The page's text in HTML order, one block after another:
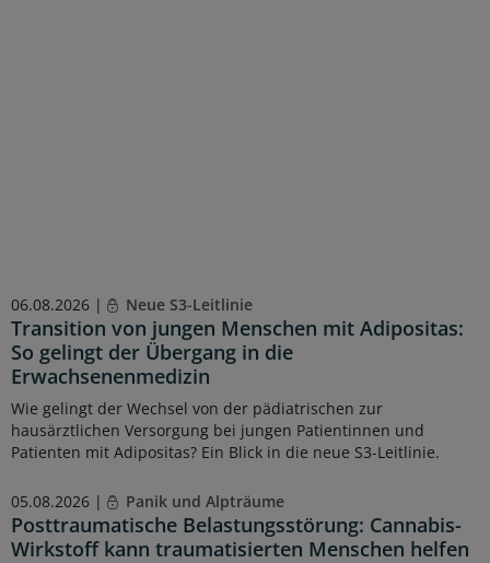
06.08.2026 | Neue S3-Leitlinie
Transition von jungen Menschen mit Adipositas:
So gelingt der Übergang in die
Erwachsenenmedizin
Wie gelingt der Wechsel von der pädiatrischen zur
hausärztlichen Versorgung bei jungen Patientinnen und
Patienten mit Adipositas? Ein Blick in die neue S3-Leitlinie.
05.08.2026 | Panik und Alpträume
Posttraumatische Belastungsstörung: Cannabis-
Wirkstoff kann traumatisierten Menschen helfen